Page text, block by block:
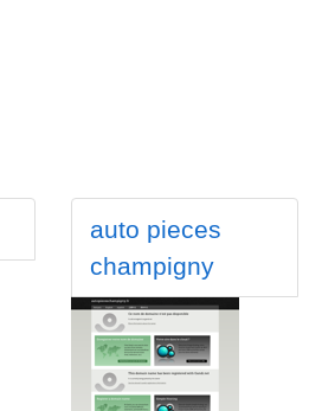
auto pieces
champigny